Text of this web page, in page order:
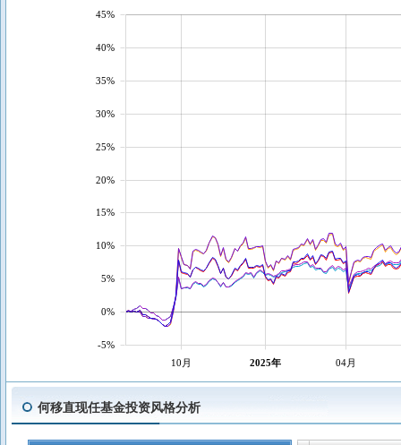
10月 2025年 04月
-5%
0%
5%
10%
15%
20%
25%
30%
35%
40%
45%
何移直现任基金投资风格分析